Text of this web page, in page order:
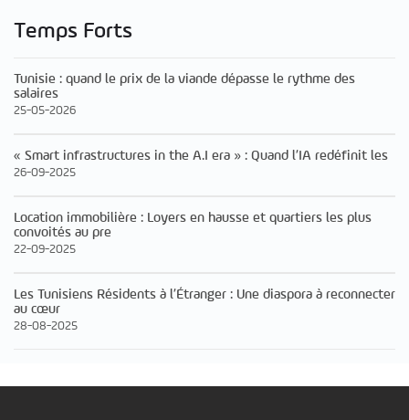
Temps Forts
Tunisie : quand le prix de la viande dépasse le rythme des
salaires
25-05-2026
« Smart infrastructures in the A.I era » : Quand l’IA redéfinit les
26-09-2025
Location immobilière : Loyers en hausse et quartiers les plus
convoités au pre
22-09-2025
Les Tunisiens Résidents à l’Étranger : Une diaspora à reconnecter
au cœur
28-08-2025